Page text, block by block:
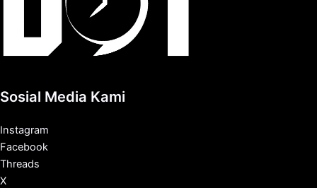
Sosial Media Kami
Instagram
Facebook
Threads
X